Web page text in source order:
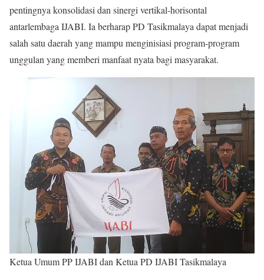
pentingnya konsolidasi dan sinergi vertikal-horisontal
antarlembaga IJABI. Ia berharap PD Tasikmalaya dapat menjadi
salah satu daerah yang mampu menginisiasi program-program
unggulan yang memberi manfaat nyata bagi masyarakat.
Ketua Umum PP IJABI dan Ketua PD IJABI Tasikmalaya